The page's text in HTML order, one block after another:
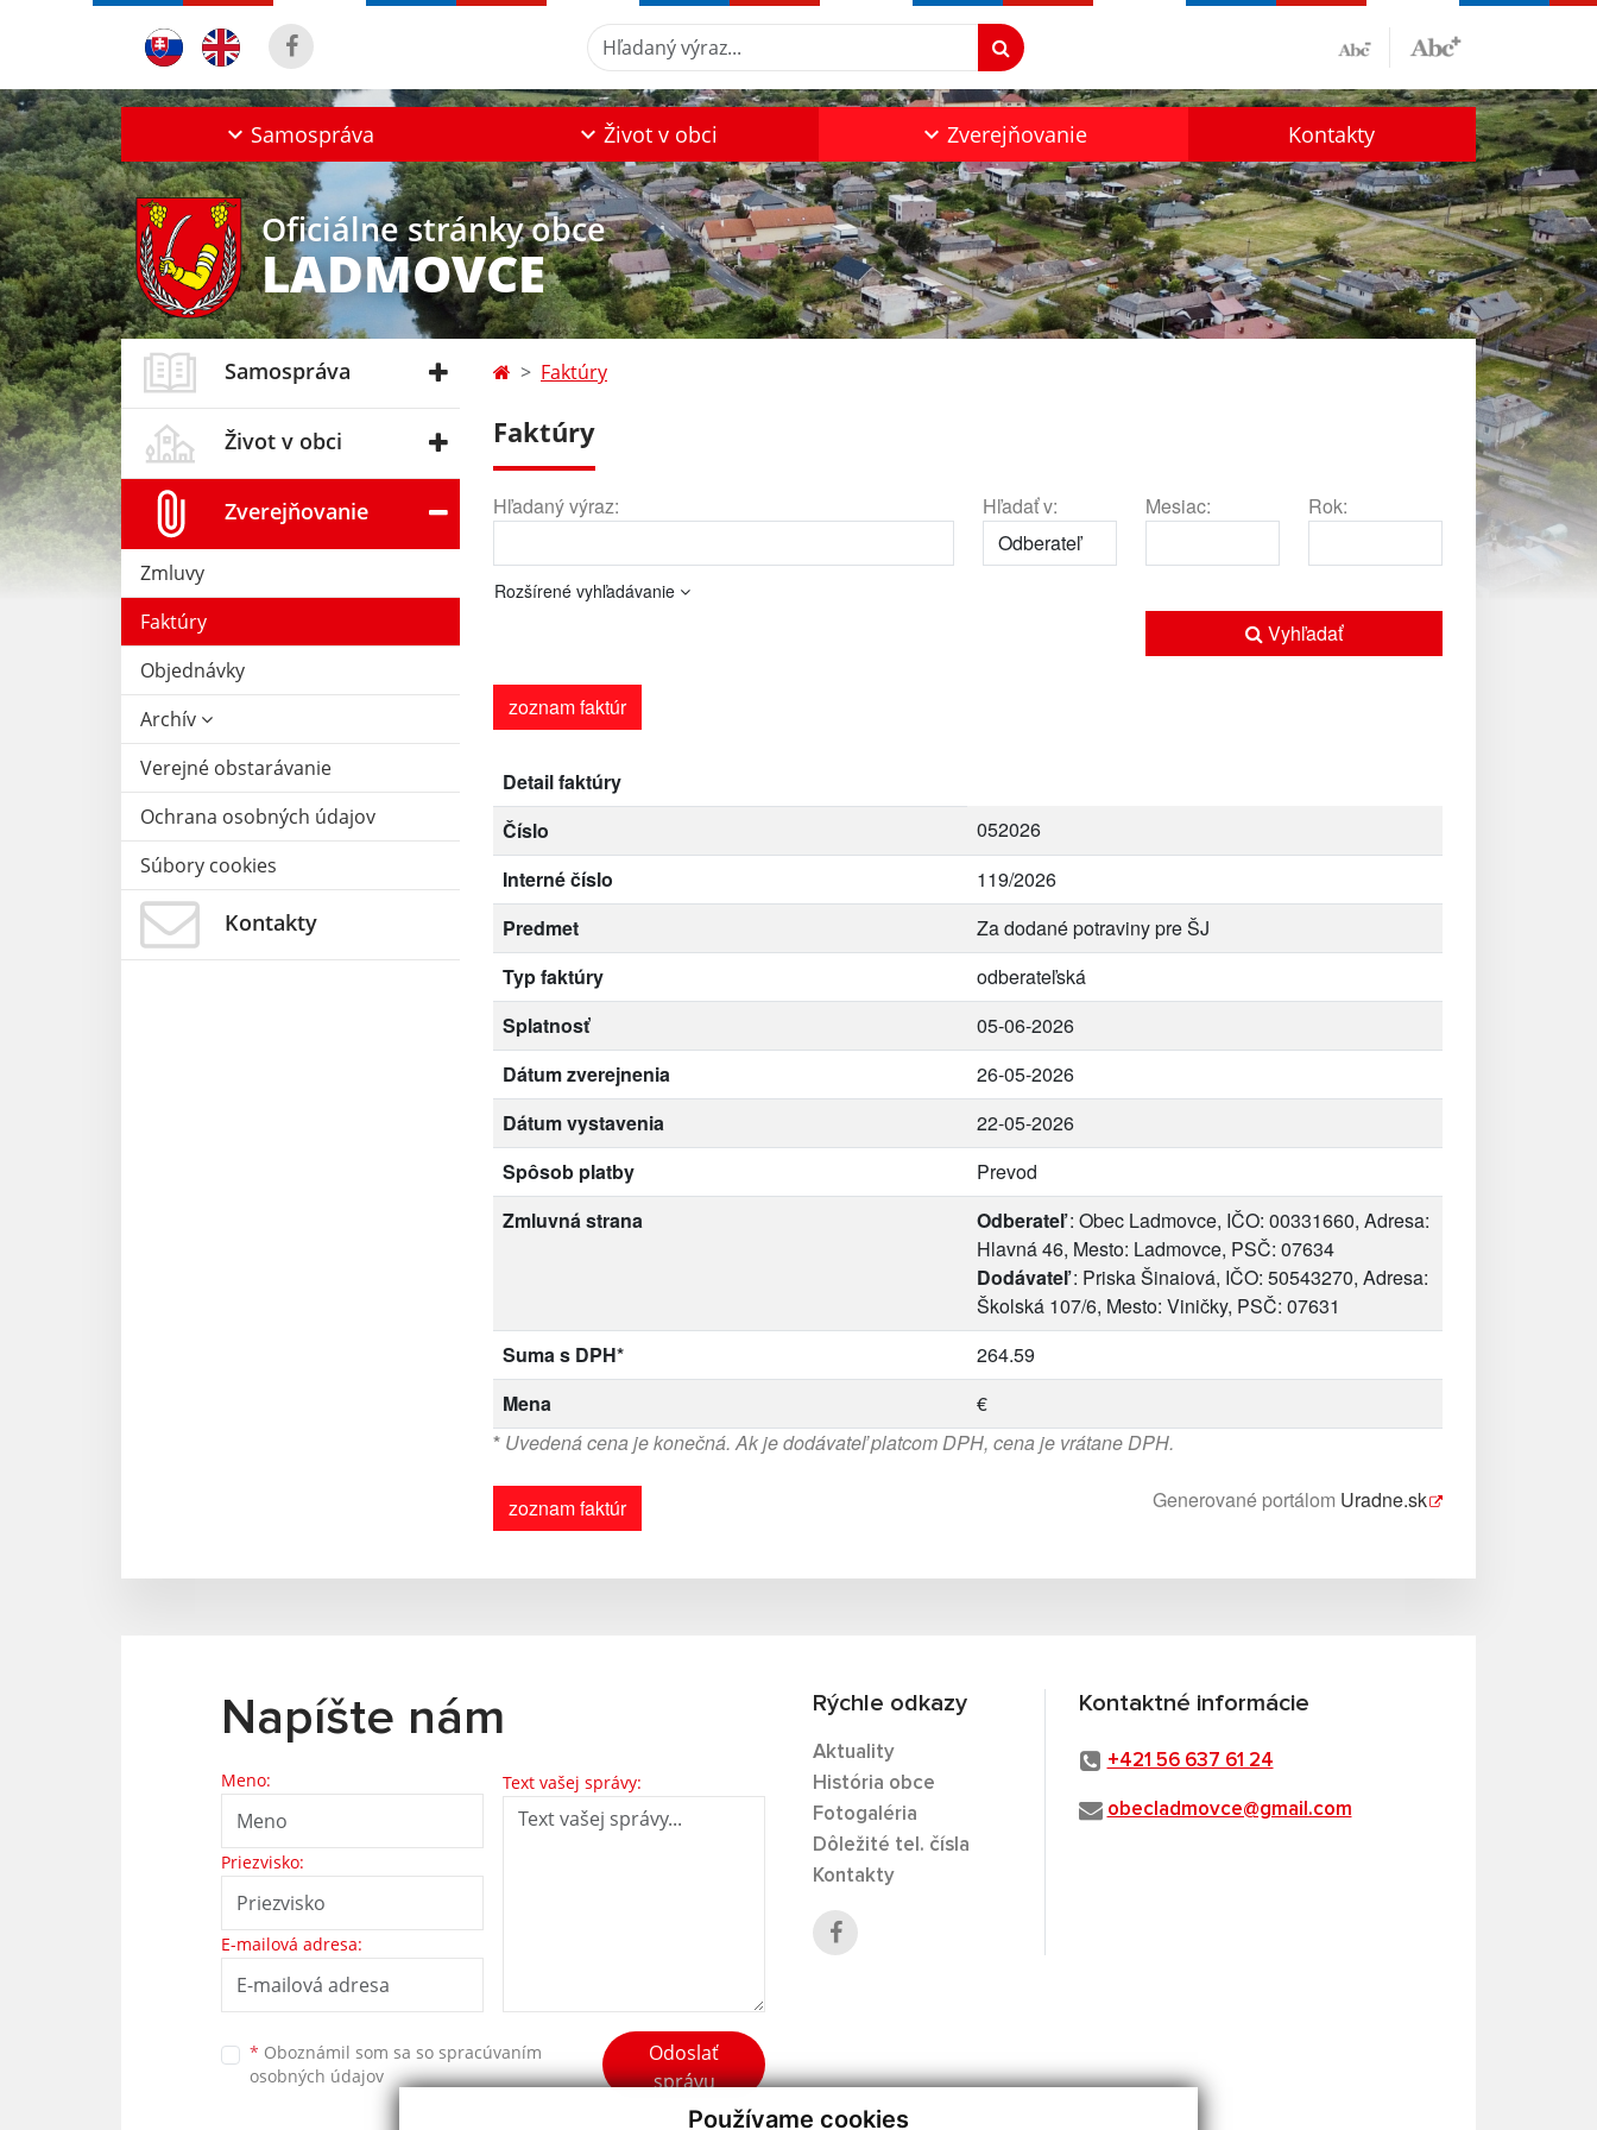
Používame cookies
Hľadaný výraz...
Samospráva Život v obci Zverejňovanie Kontakty
Oficiálne stránky obce
LADMOVCE
Samospráva
Život v obci
Zverejňovanie
Zmluvy
Faktúry
Objednávky
Archív
Verejné obstarávanie
Ochrana osobných údajov
Súbory cookies
Kontakty
Faktúry
Faktúry
Hľadaný výraz: Hľadať v: Mesiac: Rok:
Rozšírené vyhľadávanie
Vyhľadať
zoznam faktúr
Detail faktúry
Číslo
052026
Interné číslo
119/2026
Predmet
Za dodané potraviny pre ŠJ
Typ faktúry
odberateľská
Splatnosť
05-06-2026
Dátum zverejnenia
26-05-2026
Dátum vystavenia
22-05-2026
Spôsob platby
Prevod
Zmluvná strana
Odberateľ: Obec Ladmovce, IČO: 00331660, Adresa:
Hlavná 46, Mesto: Ladmovce, PSČ: 07634
Dodávateľ: Priska Šinaiová, IČO: 50543270, Adresa:
Školská 107/6, Mesto: Viničky, PSČ: 07631
Suma s DPH*
264.59
Mena
€
* Uvedená cena je konečná. Ak je dodávateľ platcom DPH, cena je vrátane DPH.
zoznam faktúr Generované portálom Uradne.sk
Napíšte nám
Meno:
Priezvisko:
E-mailová adresa:
Text vašej správy:
* Oboznámil som sa so spracúvaním
osobných údajov
Odoslať
správu
Rýchle odkazy
Aktuality
História obce
Fotogaléria
Dôležité tel. čísla
Kontakty
Kontaktné informácie
+421 56 637 61 24
obecladmovce@gmail.com